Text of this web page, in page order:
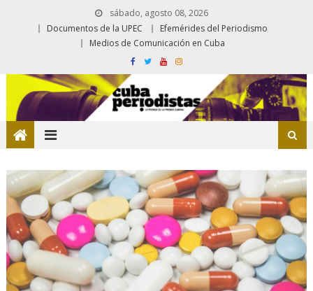
sábado, agosto 08, 2026
Documentos de la UPEC
Efemérides del Periodismo
Medios de Comunicación en Cuba